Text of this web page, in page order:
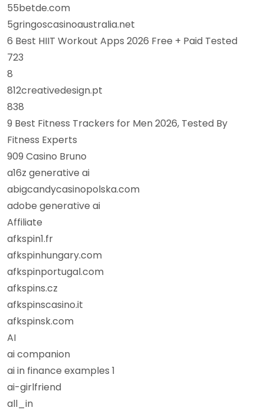
55betde.com
5gringoscasinoaustralia.net
6 Best HIIT Workout Apps 2026 Free + Paid Tested
723
8
812creativedesign.pt
838
9 Best Fitness Trackers for Men 2026, Tested By
Fitness Experts
909 Casino Bruno
a16z generative ai
abigcandycasinopolska.com
adobe generative ai
Affiliate
afkspin1.fr
afkspinhungary.com
afkspinportugal.com
afkspins.cz
afkspinscasino.it
afkspinsk.com
AI
ai companion
ai in finance examples 1
ai-girlfriend
all_in